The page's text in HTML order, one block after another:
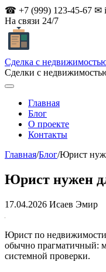
☎ +7 (999) 123-45-67 ✉
На связи 24/7
Сделка с
Сделки с
Главная
Блог
О проекте
Контакты
Главная/Блог/Юрист
Юрист нужен
17.04.2026 Исаев Эмир
Юрист по недвижимости
обычно прагматичный:
системной проверки.